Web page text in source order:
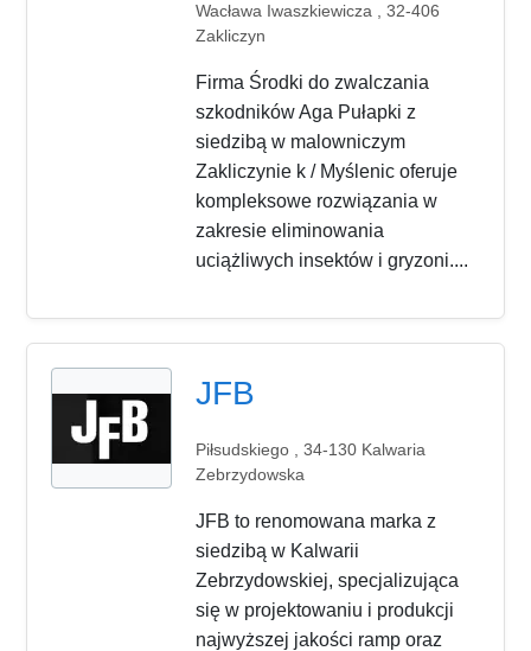
Wacława Iwaszkiewicza , 32-406
Zakliczyn
Firma Środki do zwalczania
szkodników Aga Pułapki z
siedzibą w malowniczym
Zakliczynie k / Myślenic oferuje
kompleksowe rozwiązania w
zakresie eliminowania
uciążliwych insektów i gryzoni....
JFB
Piłsudskiego , 34-130 Kalwaria
Zebrzydowska
JFB to renomowana marka z
siedzibą w Kalwarii
Zebrzydowskiej, specjalizująca
się w projektowaniu i produkcji
najwyższej jakości ramp oraz